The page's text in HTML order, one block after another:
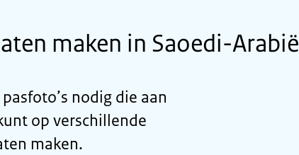
maken in Saoedi-Arabië
nodig die aan
op verschillende
maken.